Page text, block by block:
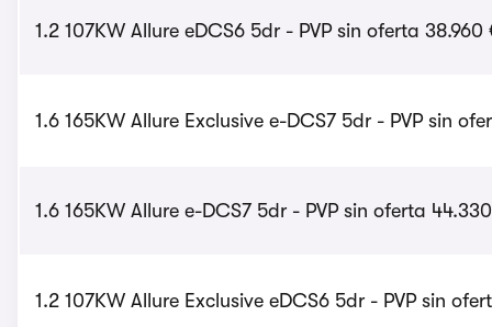
1.2 107KW Allure eDCS6 5dr - PVP sin oferta 38.960
1.6 165KW Allure Exclusive e-DCS7 5dr - PVP sin
1.6 165KW Allure e-DCS7 5dr - PVP sin oferta
1.2 107KW Allure Exclusive eDCS6 5dr - PVP sin